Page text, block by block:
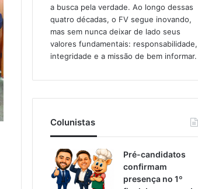
a busca pela verdade. Ao longo dessas
quatro décadas, o FV segue inovando,
mas sem nunca deixar de lado seus
valores fundamentais: responsabilidade,
integridade e a missão de bem informar.​
Colunistas
Pré-candidatos
confirmam
presença no 1º